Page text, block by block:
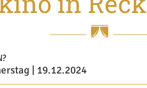
| 19.12.2024